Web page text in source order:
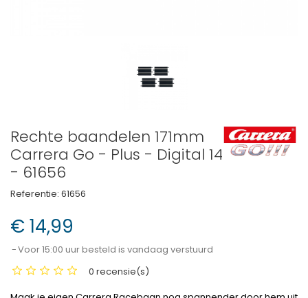
Rechte baandelen 171mm
Carrera Go - Plus - Digital 143
- 61656
Referentie: 61656
€ 14,99
Voor 15:00 uur besteld is vandaag verstuurd
0 recensie(s)